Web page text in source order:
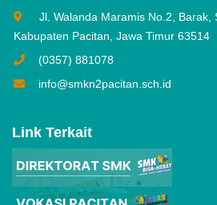
Jl. Walanda Maramis No.2, Barak,
Kabupaten Pacitan, Jawa Timur 63514
(0357) 881078
info@smkn2pacitan.sch.id
Link Terkait